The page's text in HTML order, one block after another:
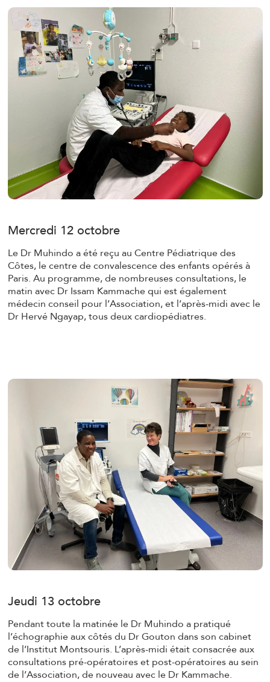
Mercredi 12 octobre
Le Dr Muhindo a été reçu au Centre Pédiatrique des
Côtes, le centre de convalescence des enfants opérés à
Paris. Au programme, de nombreuses consultations, le
matin avec Dr Issam Kammache qui est également
médecin conseil pour l’Association, et l’après-midi avec le
Dr Hervé Ngayap, tous deux cardiopédiatres.
Jeudi 13 octobre
Pendant toute la matinée le Dr Muhindo a pratiqué
l’échographie aux côtés du Dr Gouton dans son cabinet
de l’Institut Montsouris. L’après-midi était consacrée aux
consultations pré-opératoires et post-opératoires au sein
de l’Association, de nouveau avec le Dr Kammache.